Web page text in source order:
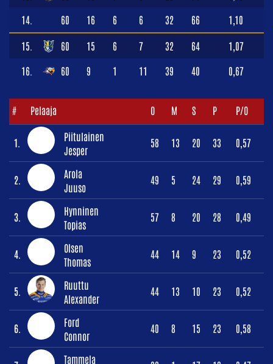
14. 60 16 6 6 32 66 1,10
15. 60 15 6 7 32 64 1,07
16. 60 9 1 11 39 40 0,67
# Pelaaja O M S P P/O
1.
Piitulainen
Jesper
58 13 20 33 0,57
2.
Arola
Juuso
49 5 24 29 0,59
3.
Hynninen
Topias
57 8 20 28 0,49
4.
Olsen
Thomas
44 14 9 23 0,52
5.
Ruuttu
Alexander
44 13 10 23 0,52
6.
Ford
Connor
40 8 15 23 0,58
Tammela